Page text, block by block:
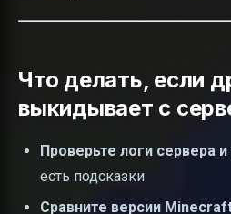
Что делать, если
выкидывает с
Проверьте логи сервера
есть подсказки
Сравните версии